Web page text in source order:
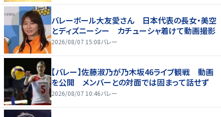
バレーボール大友愛さん 日本代表の長女・美空
とディズニーシー カチューシャ着けて動画撮影
2026/08/07 15:08バレー
【バレー】佐藤淑乃が乃木坂46ライブ観戦 動画
を公開 メンバーとの対面では固まって話せず
2026/08/07 10:46バレー